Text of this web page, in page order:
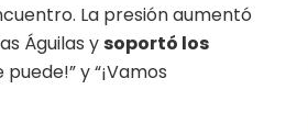
La presión aumentó
Águilas ysoportó los
y “¡Vamos